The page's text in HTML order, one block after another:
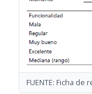
FUENTE: Ficha de